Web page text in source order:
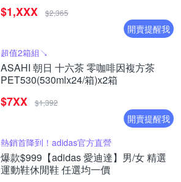
$1,XXX $2,365
開賣提醒我
超值2箱組↘︎
ASAHI 朝日 十六茶 零咖啡因複方茶
PET530(530mlx24/箱)x2箱
$7XX $1,392
開賣提醒我
熱銷首降到！adidas官方直營
爆款$999【adidas 愛迪達】男/女 精選
運動鞋休閒鞋 任選均一價